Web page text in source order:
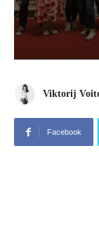
Viktorij
Facebook